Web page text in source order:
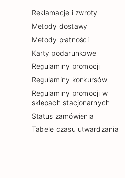
Reklamacje i zwroty
Metody dostawy
Metody płatności
Karty podarunkowe
Regulaminy promocji
Regulaminy konkursów
Regulaminy promocji w
sklepach stacjonarnych
Status zamówienia
Tabele czasu utwardzania